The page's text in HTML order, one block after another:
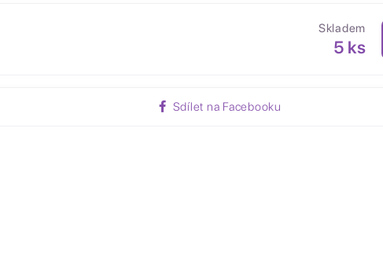
Skladem
5 ks
Sdílet na Facebooku